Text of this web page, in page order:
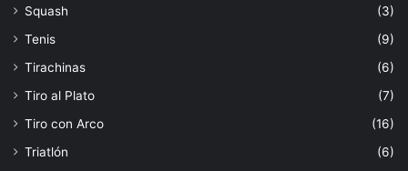
Squash
(3)
Tenis
(9)
Tirachinas
(6)
Tiro al Plato
(7)
Tiro con Arco
(16)
Triatlón
(6)